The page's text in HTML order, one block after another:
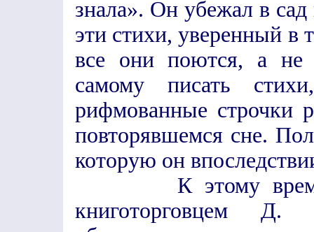
знала». Он убежал в сад
эти стихи, уверенный в
все они поются, а не
самому писать
рифмованные строчки
повторявшемся сне.
которую он
К этому времени
книготорговцем